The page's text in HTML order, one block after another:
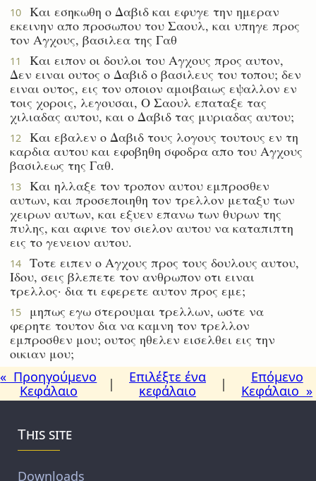
10
Και εσηκωθη ο Δαβιδ και εφυγε την ημεραν
εκεινην απο προσωπου του Σαουλ, και υπηγε προς
τον Αγχους, βασιλεα της Γαθ
11
Και ειπον οι δουλοι του Αγχους προς αυτον,
Δεν ειναι ουτος ο Δαβιδ ο βασιλευς του τοπου; δεν
ειναι ουτος, εις τον οποιον αμοιβαιως εψαλλον εν
τοις χοροις, λεγουσαι, Ο Σαουλ επαταξε τας
χιλιαδας αυτου, και ο Δαβιδ τας μυριαδας αυτου;
12
Και εβαλεν ο Δαβιδ τους λογους τουτους εν τη
καρδια αυτου και εφοβηθη σφοδρα απο του Αγχους
βασιλεως της Γαθ.
13
Και ηλλαξε τον τροπον αυτου εμπροσθεν
αυτων, και προσεποιηθη τον τρελλον μεταξυ των
χειρων αυτων, και εξυεν επανω των θυρων της
πυλης, και αφινε τον σιελον αυτου να καταπιπτη
εις το γενειον αυτου.
14
Τοτε ειπεν ο Αγχους προς τους δουλους αυτου,
Ιδου, σεις βλεπετε τον ανθρωπον οτι ειναι
τρελλος· δια τι εφερετε αυτον προς εμε;
15
μηπως εγω στερουμαι τρελλων, ωστε να
φερητε τουτον δια να καμνη τον τρελλον
εμπροσθεν μου; ουτος ηθελεν εισελθει εις την
οικιαν μου;
« Προηγούμενο
Κεφάλαιο
|
Επιλέξτε ένα
κεφάλαιο
|
Επόμενο
Κεφάλαιο »
This site
Downloads